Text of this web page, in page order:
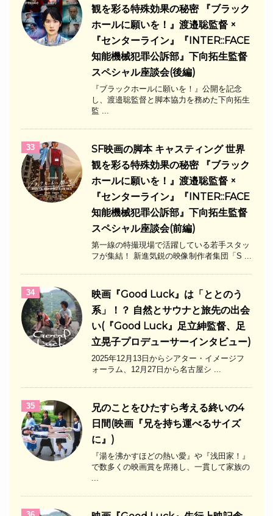
観を彩る特殊効果の秘密 『ブラック
ホールに願いを！』渡邉聡監督 ×
『センターライン』『INTER::FACE
知能機械犯罪公訴部』下向拓生監督
スペシャル座談会(後編)
『ブラックホールに願いを！』公開を記念
し、渡邉聡監督と脚本協力を務めた下向拓生
監 ...
33
SF映画の脚本 キャスティング 世界
観を彩る特殊効果の秘密 『ブラック
ホールに願いを！』渡邉聡監督 ×
『センターライン』『INTER::FACE
知能機械犯罪公訴部』下向拓生監督
スペシャル座談会(前編)
第一線の特撮現場で活躍している若手スタッ
フが集結！ 新進気鋭の映像制作者集団「S ...
34
映画『Good Luck』は「ととのう
系」！？ 自然とサウナと旅先の出会
い(『Good Luck』足立紳監督、足
立晃子プロデューサーインタビュー)
2025年12月13日からシアター・イメージフ
ォーラム、12月27日から名古屋シ ...
35
兄のことをひたすら考える終いの4
日間(映画『兄を持ち運べるサイズ
に』)
『湯を沸かすほどの熱い愛』や『浅田家！』
で数多くの映画賞を席捲し、一貫して家族の
...